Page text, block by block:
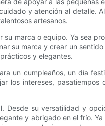
y atención al detalle.
artesanos.
marca o equipo. Ya sea
su marca y crear un
y elegantes.
un cumpleaños, un día
intereses,
Desde su versatilidad y
y abrigado en el frío.